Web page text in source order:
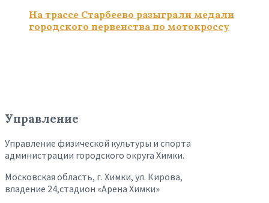
На трассе Старбеево разыграли медали
городского первенства по мотокроссу
Управление
Управление физической культуры и спорта
администрации городского округа Химки.
Московская область, г. Химки, ул. Кирова,
владение 24,стадион «Арена Химки»